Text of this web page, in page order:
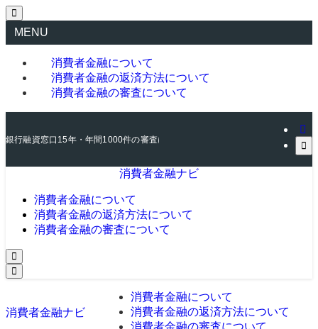
MENU
消費者金融について
消費者金融の返済方法について
消費者金融の審査について
銀行融資窓口15年・年間1000件の審査に関わった元銀行員が、消費者金融の
消費者金融ナビ
消費者金融について
消費者金融の返済方法について
消費者金融の審査について
消費者金融ナビ
消費者金融について
消費者金融の返済方法について
消費者金融の審査について